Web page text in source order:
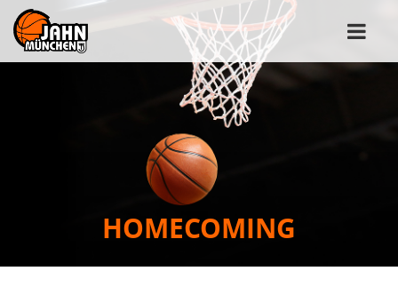
HOMECOMING